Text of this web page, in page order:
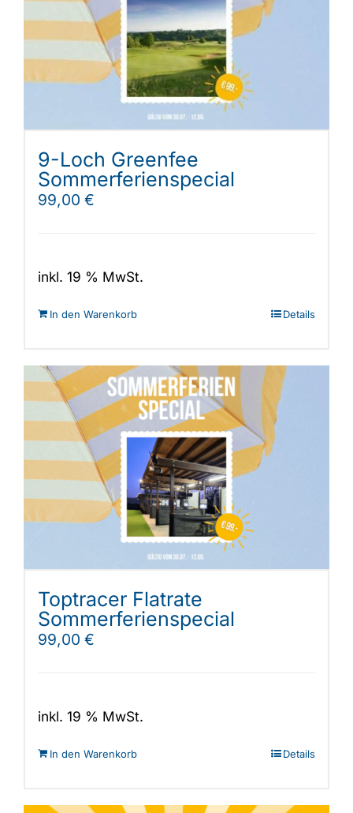
9-Loch Greenfee
Sommerferienspecial
99,00 €
inkl. 19 % MwSt.
In den Warenkorb Details
Toptracer Flatrate
Sommerferienspecial
99,00 €
inkl. 19 % MwSt.
In den Warenkorb Details